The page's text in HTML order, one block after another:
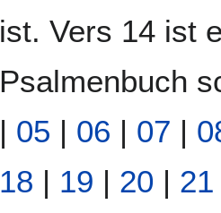
ist. Vers 14 ist
Psalmenbuch
| 05 | 06 | 07 |
18 | 19 | 20 | 21